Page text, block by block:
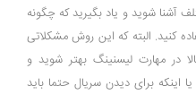
آشنا شوید و یاد بگیرید که چگونه
کنید. البته که این روش مشکلاتی
در مهارت لیسنینگ بهتر شوید و
اینکه برای دیدن سریال حتما باید